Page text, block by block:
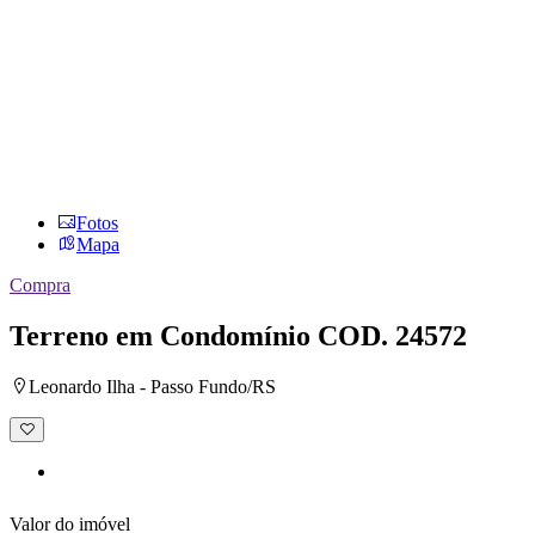
Fotos
Mapa
Compra
Terreno em Condomínio COD. 24572
Leonardo Ilha - Passo Fundo/RS
Adicionar
à
Valor do imóvel